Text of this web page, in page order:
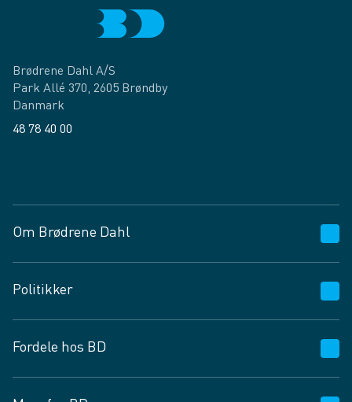
Brødrene Dahl A/S
Park Allé 370, 2605 Brøndby
Danmark
48 78 40 00
Om Brødrene Dahl
Vagttelefon 30 10 89 89
Spørgsmål og svar
Job og karriere
Fødevarekontrolrapport
Politikker
Privatlivspolitik
Cookies
Fordele hos BD